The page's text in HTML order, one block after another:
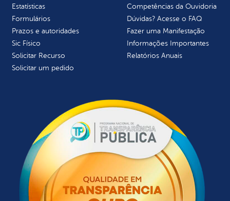
Estatísticas
Formulários
Prazos e autoridades
Sic Físico
Solicitar Recurso
Solicitar um pedido
Competências da Ouvidoria
Dúvidas? Acesse o FAQ
Fazer uma Manifestação
Informações Importantes
Relatórios Anuais